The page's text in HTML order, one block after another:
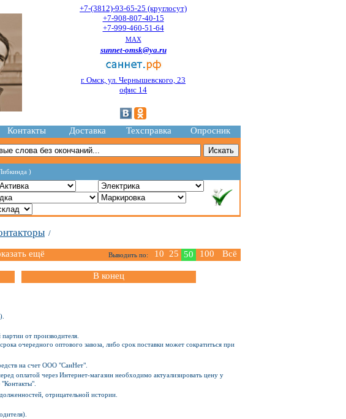
+7-(3812)-93-65-25 (круглосут)
+7-908-807-40-15
+7-999-460-51-64
MAX
sunnet-omsk@ya.ru
г. Омск, ул. Чернышевского, 23
офис 14
Контакты Доставка Техсправка Опросник
)
/
ещё Выводить по: 10 25 50 100 Всё
В конец
от производителя.
очередного оптового завоза, либо срок поставки может сократиться при
на счет ООО "СанНет".
оплатой через Интернет-магазин необходимо актуализировать цену у
"Контакты".
отрицательной истории.